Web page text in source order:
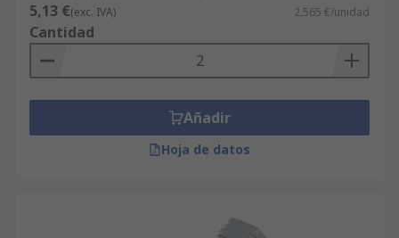
5,13 €(exc. IVA) 2,565 €/unidad
Cantidad
Añadir
Hoja de datos